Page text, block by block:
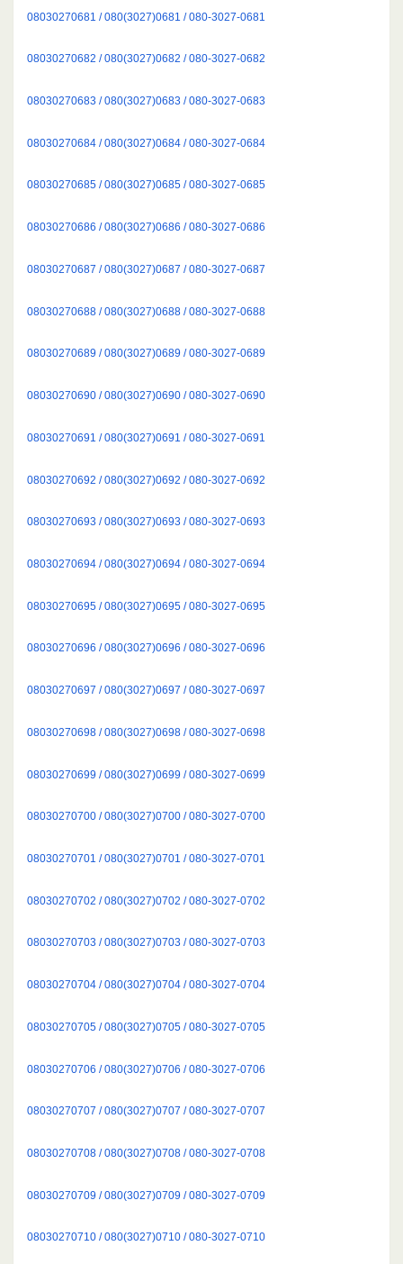
08030270681 / 080(3027)0681 / 080-3027-0681
08030270682 / 080(3027)0682 / 080-3027-0682
08030270683 / 080(3027)0683 / 080-3027-0683
08030270684 / 080(3027)0684 / 080-3027-0684
08030270685 / 080(3027)0685 / 080-3027-0685
08030270686 / 080(3027)0686 / 080-3027-0686
08030270687 / 080(3027)0687 / 080-3027-0687
08030270688 / 080(3027)0688 / 080-3027-0688
08030270689 / 080(3027)0689 / 080-3027-0689
08030270690 / 080(3027)0690 / 080-3027-0690
08030270691 / 080(3027)0691 / 080-3027-0691
08030270692 / 080(3027)0692 / 080-3027-0692
08030270693 / 080(3027)0693 / 080-3027-0693
08030270694 / 080(3027)0694 / 080-3027-0694
08030270695 / 080(3027)0695 / 080-3027-0695
08030270696 / 080(3027)0696 / 080-3027-0696
08030270697 / 080(3027)0697 / 080-3027-0697
08030270698 / 080(3027)0698 / 080-3027-0698
08030270699 / 080(3027)0699 / 080-3027-0699
08030270700 / 080(3027)0700 / 080-3027-0700
08030270701 / 080(3027)0701 / 080-3027-0701
08030270702 / 080(3027)0702 / 080-3027-0702
08030270703 / 080(3027)0703 / 080-3027-0703
08030270704 / 080(3027)0704 / 080-3027-0704
08030270705 / 080(3027)0705 / 080-3027-0705
08030270706 / 080(3027)0706 / 080-3027-0706
08030270707 / 080(3027)0707 / 080-3027-0707
08030270708 / 080(3027)0708 / 080-3027-0708
08030270709 / 080(3027)0709 / 080-3027-0709
08030270710 / 080(3027)0710 / 080-3027-0710